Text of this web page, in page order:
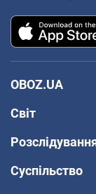
OBOZ.UA
Світ
Суспільство